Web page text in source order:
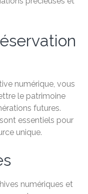
numérique, vous
le patrimoine
futures.
essentiels pour
unique.
numériques et